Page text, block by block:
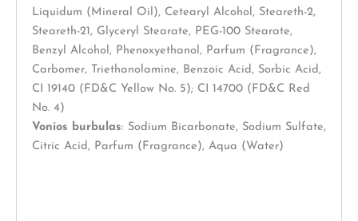
Liquidum (Mineral Oil), Cetearyl Alcohol, Steareth-2,
Steareth-21, Glyceryl Stearate, PEG-100 Stearate,
Benzyl Alcohol, Phenoxyethanol, Parfum (Fragrance),
Carbomer, Triethanolamine, Benzoic Acid, Sorbic Acid,
CI 19140 (FD&C Yellow No. 5); CI 14700 (FD&C Red
No. 4)
Vonios burbulas: Sodium Bicarbonate, Sodium Sulfate,
Citric Acid, Parfum (Fragrance), Aqua (Water)